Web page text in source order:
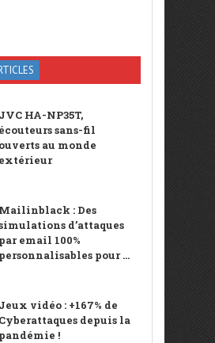
JVC HA-NP35T,
écouteurs sans-fil
ouverts au monde
extérieur
Mailinblack : Des
d’attaques
par email 100%
personnalisables pour ...
Jeux vidéo : +167% de
Cyberattaques depuis la
pandémie !